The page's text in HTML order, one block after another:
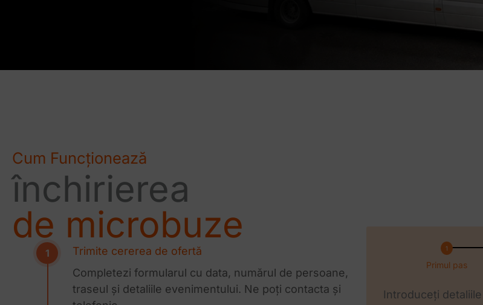
Cum Funcționează
închirierea
de microbuze
Trimite cererea de ofertă
Completezi formularul cu data, numărul de persoane,
traseul și detaliile evenimentului. Ne poți contacta și
Primul pas
Introduceți detaliile